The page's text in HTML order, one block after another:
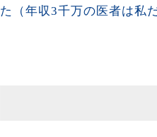
た（年収3千万の医者は私